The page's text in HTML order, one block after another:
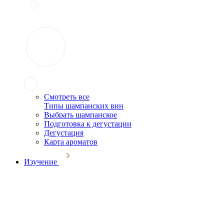
Смотреть все
Типы шампанских вин
Выбрать шампанское
Подготовка к дегустации
Дегустация
Карта ароматов
Изучение